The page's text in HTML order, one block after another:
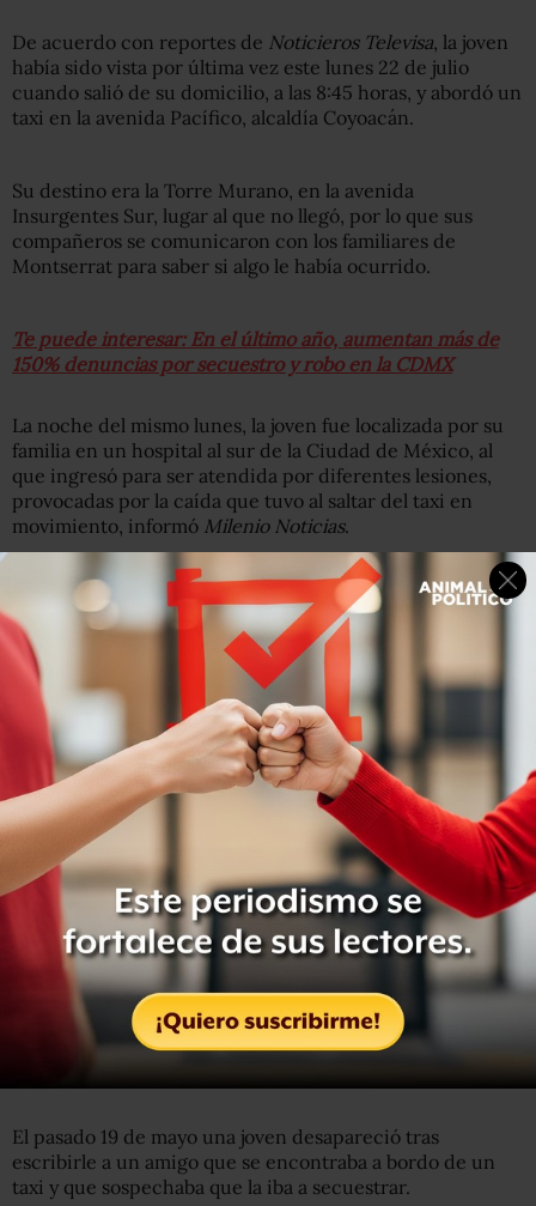
De acuerdo con reportes de Noticieros Televisa, la joven
había sido vista por última vez este lunes 22 de julio
cuando salió de su domicilio, a las 8:45 horas, y abordó un
taxi en la avenida Pacífico, alcaldía Coyoacán.
Su destino era la Torre Murano, en la avenida
Insurgentes Sur, lugar al que no llegó, por lo que sus
compañeros se comunicaron con los familiares de
Montserrat para saber si algo le había ocurrido.
Te puede interesar: En el último año, aumentan más de
150% denuncias por secuestro y robo en la CDMX
La noche del mismo lunes, la joven fue localizada por su
familia en un hospital al sur de la Ciudad de México, al
que ingresó para ser atendida por diferentes lesiones,
provocadas por la caída que tuvo al saltar del taxi en
movimiento, informó Milenio Noticias.
#InformaPGJDerivado de las investigaciones realizadas a
través de FIPEDE, se logró la localización de una mujer de
31 años de edad, a quien se buscaba desde este día 22 de
julio pasado
— Fiscalía CDMX (@FiscaliaCDMX)
El pasado 19 de mayo una joven desapareció tras
escribirle a un amigo que se encontraba a bordo de un
taxi y que sospechaba que la iba a secuestrar.